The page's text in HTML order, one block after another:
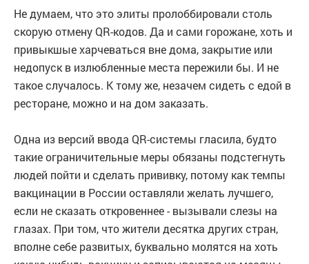
Не думаем, что это элиты пролоббировали столь
скорую отмену QR-кодов. Да и сами горожане, хоть и
привыкшые харчеваться вне дома, закрытие или
недопуск в излюбленные места пережили бы. И не
такое случалось. К тому же, незачем сидеть с едой в
ресторане, можно и на дом заказать.
Одна из версий ввода QR-системы гласила, будто
такие ограничительные меры обязаны подстегнуть
людей пойти и сделать прививку, потому как темпы
вакцинации в России оставляли желать лучшего,
если не сказать откровеннее - вызывали слезы на
глазах. При том, что жители десятка других стран,
вполне себе развитых, буквально молятся на хоть